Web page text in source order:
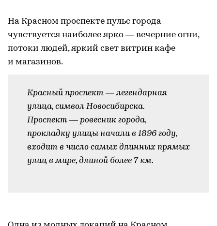
На Красном проспекте пульс города
чувствуется наиболее ярко — вечерние огни,
потоки людей, яркий свет витрин кафе
и магазинов.
Красный проспект — легендарная
улица, символ Новосибирска.
Проспект — ровесник города,
прокладку улицы начали в 1896 году,
входит в число самых длинных прямых
улиц в мире, длиной более 7 км.